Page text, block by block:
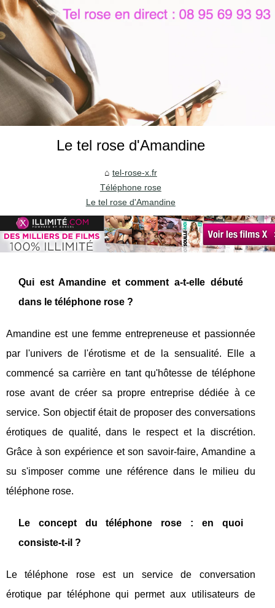
Le tel rose d'Amandine
tel-rose-x.fr
Téléphone rose
Le tel rose d'Amandine
Qui est Amandine et comment a-t-elle débuté
dans le téléphone rose ?
Amandine est une femme entrepreneuse et passionnée
par l'univers de l'érotisme et de la sensualité. Elle a
commencé sa carrière en tant qu'hôtesse de téléphone
rose avant de créer sa propre entreprise dédiée à ce
service. Son objectif était de proposer des conversations
érotiques de qualité, dans le respect et la discrétion.
Grâce à son expérience et son savoir-faire, Amandine a
su s'imposer comme une référence dans le milieu du
téléphone rose.
Le concept du téléphone rose : en quoi
consiste-t-il ?
Le téléphone rose est un service de conversation
érotique par téléphone qui permet aux utilisateurs de